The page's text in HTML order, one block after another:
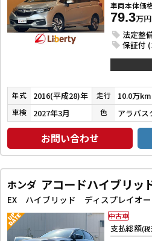
車両本体価
79.3万円
法定整
保証付
年式 2016(平成28)年 走行 10.0万km
車検 2027年3月 色
お問い合わせ
ホンダ アコードハイブリッ
支払総額(
中古車